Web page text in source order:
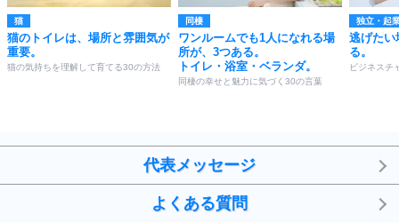
猫
猫のトイレは、場所と雰囲気が
重要。
猫の気持ちを理解して育てる30の方法
同棲
ワンルームでも1人になれる場
所が、3つある。
トイレ・浴室・ベランダ。
同棲の幸せと魅力に気づく30の言葉
独立・起
逃げたい
る。
ビジネスチ
代表メッセージ
よくある質問